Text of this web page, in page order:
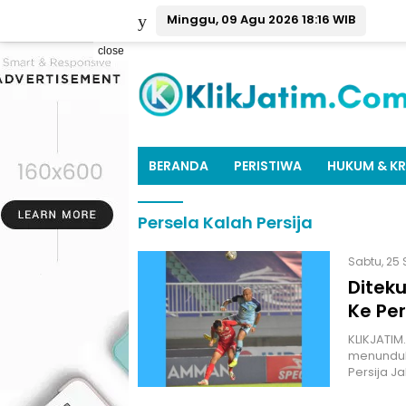
Minggu, 09 Agu 2026 18:16 WIB
close
BERANDA PERISTIWA HUKUM &
Persela Kalah Persija
Sabtu, 25
Ke
Persija